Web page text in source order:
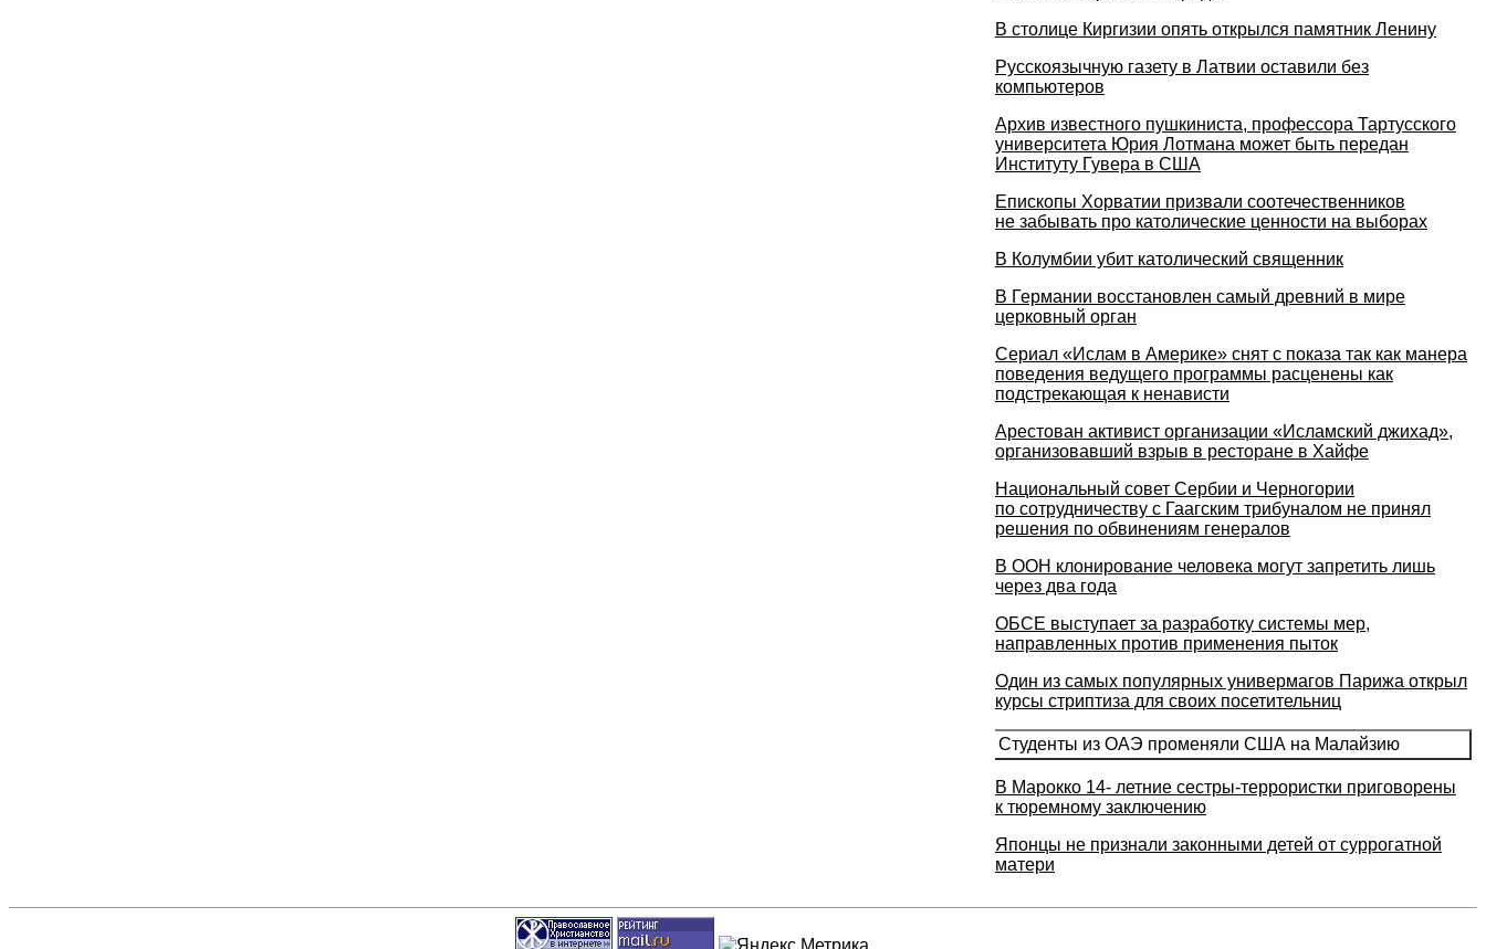
В столице Киргизии опять открылся памятник Ленину
Русскоязычную газету в Латвии оставили без
компьютеров
Архив известного пушкиниста, профессора Тартусского
университета Юрия Лотмана может быть передан
Институту Гувера в США
Епископы Хорватии призвали соотечественников
не забывать про католические ценности на выборах
В Колумбии убит католический священник
В Германии восстановлен самый древний в мире
церковный орган
Cериал «Ислам в Америке» снят с показа так как манера
поведения ведущего программы расценены как
подстрекающая к ненависти
Арестован активист организации «Исламский джихад»,
организовавший взрыв в ресторане в Хайфе
Национальный совет Сербии и Черногории
по сотрудничеству с Гаагским трибуналом не принял
решения по обвинениям генералов
В ООН клонирование человека могут запретить лишь
через два года
ОБСЕ выступает за разработку системы мер,
направленных против применения пыток
Один из самых популярных универмагов Парижа открыл
курсы стриптиза для своих посетительниц
Студенты из ОАЭ променяли США на Малайзию
В Марокко 14- летние сестры-террористки приговорены
к тюремному заключению
Японцы не признали законными детей от суррогатной
матери